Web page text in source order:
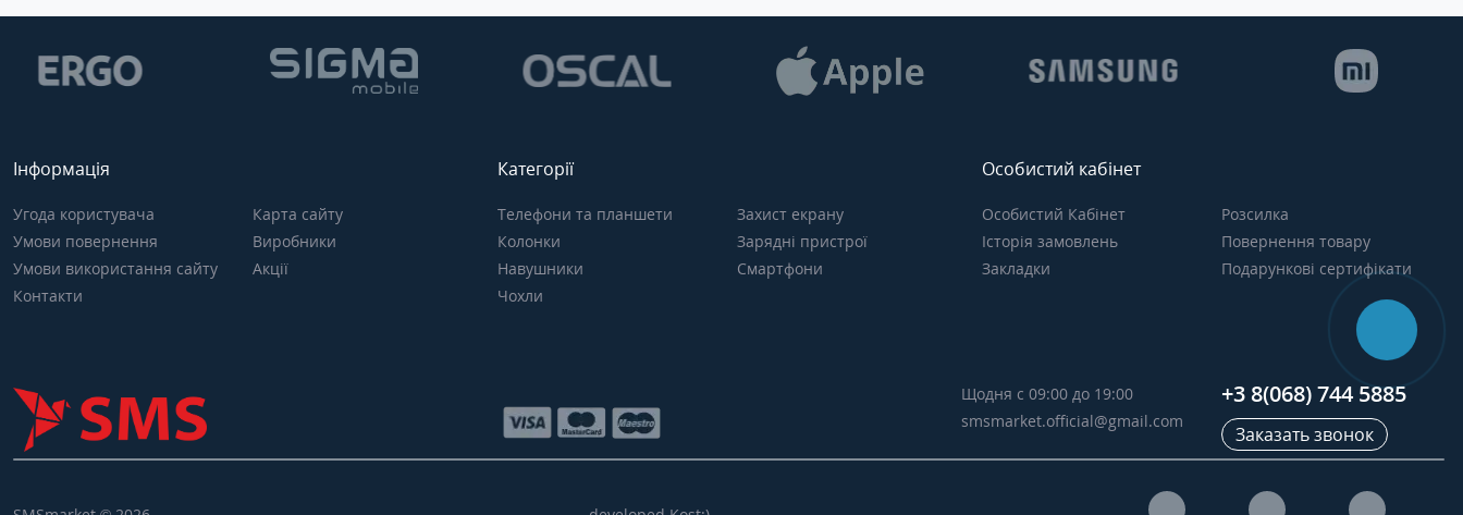
Інформація
Угода користувача
Умови повернення
Умови використання сайту
Контакти
Карта сайту
Виробники
Акції
Категорії
Телефони та планшети
Колонки
Навушники
Чохли
Захист екрану
Зарядні пристрої
Смартфони
Особистий кабінет
Особистий Кабінет
Історія замовлень
Закладки
Розсилка
Повернення товару
Подарункові сертифікати
Щодня с 09:00 до 19:00
smsmarket.official@gmail.com
+3 8(068) 744 5885
Заказать звонок